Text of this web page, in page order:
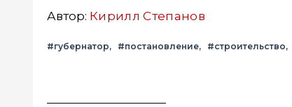
Автор: Кирилл Степанов
#губернатор #постановление #строительство